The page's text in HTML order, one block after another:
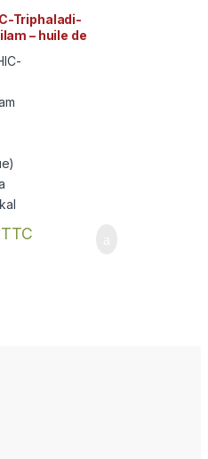
Triphaladi-
– huile de
Arya
Kottakkal
TTC